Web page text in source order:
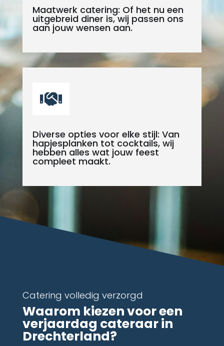
Maatwerk catering: Of het nu een
uitgebreid diner is, wij passen ons
aan jouw wensen aan.

Diverse opties voor elke stijl: Van
hapjesplanken tot cocktails, wij
hebben alles wat jouw feest
compleet maakt.
Catering volledig verzorgd
Waarom kiezen voor een
verjaardag cateraar in
Drechterland?